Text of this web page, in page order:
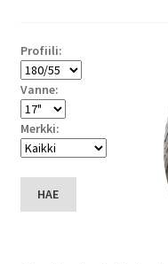
Profiili:
Vanne:
Merkki:
HAE